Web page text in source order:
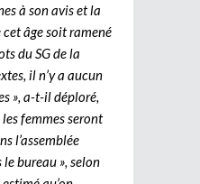
à son avis et la
âge soit ramené
du SG de la
il n’y a aucun
», a-t-il déploré,
femmes seront
l’assemblée
bureau », selon